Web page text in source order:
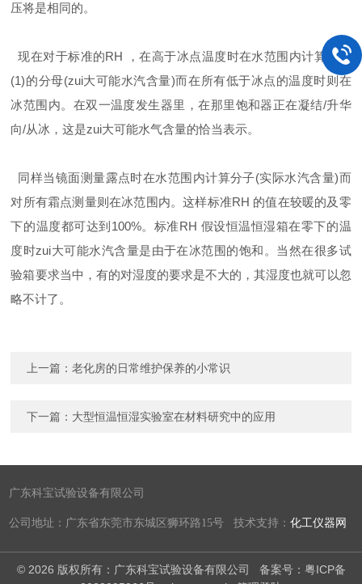
压将是相同的。
现在对于标准的RH ，在高于冰点温度时在水范围内计算公式
(1)的分母(zui大可能水汽含量)而在所有低于冰点的温度时则在
冰范围内。在双一温度发生器里，在那里饱和器正在凝结/升华
向/从冰，这是zui大可能水气含量的恰当表示。
同样当镜面测量露点时在水范围内计算分子(实际水汽含量)而
对所有霜点测量则在冰范围内。这样标准RH 的值在较暖的及零
下的温度都可达到100%。标准RH 假设恒温恒湿箱在零下的温
度时zui大可能水汽含量是由于在冰范围的饱和。当然在很多试
验箱要求当中，有的对湿度的要求是不大的，其湿度也就可以忽
略不计了。
上一篇：老化房的日常维护保养的小常识
下一篇： 大型恒温恒湿实验室在材料研究中的应用
广东科宝试验设备有限公司
公司地址：广东省东莞市东城区狮环路15号 技术支持：化工仪器网
© 2026 版权所有：广东科宝试验设备有限公司 备案号：粤ICP备